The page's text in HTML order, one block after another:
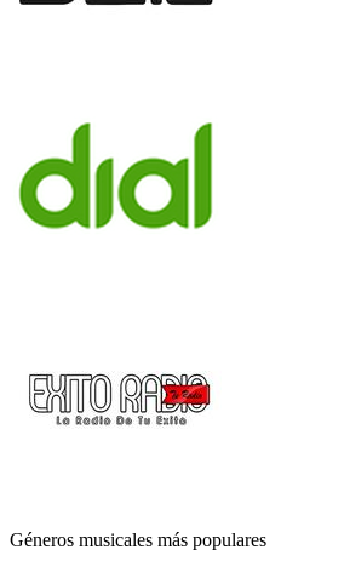
Géneros musicales más populares